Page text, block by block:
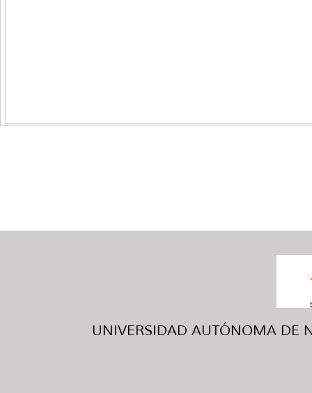
UNIVERSIDAD AUTÓNOMA DE